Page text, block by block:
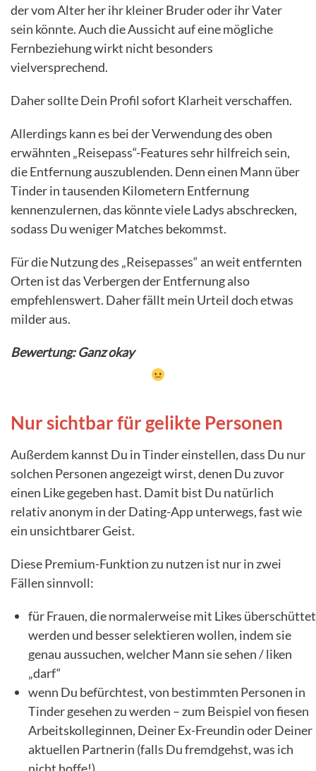
der vom Alter her ihr kleiner Bruder oder ihr Vater
sein könnte. Auch die Aussicht auf eine mögliche
Fernbeziehung wirkt nicht besonders
vielversprechend.
Daher sollte Dein Profil sofort Klarheit verschaffen.
Allerdings kann es bei der Verwendung des oben
erwähnten „Reisepass“-Features sehr hilfreich sein,
die Entfernung auszublenden. Denn einen Mann über
Tinder in tausenden Kilometern Entfernung
kennenzulernen, das könnte viele Ladys abschrecken,
sodass Du weniger Matches bekommst.
Für die Nutzung des „Reisepasses“ an weit entfernten
Orten ist das Verbergen der Entfernung also
empfehlenswert. Daher fällt mein Urteil doch etwas
milder aus.
Bewertung: Ganz okay
Nur sichtbar für gelikte Personen
Außerdem kannst Du in Tinder einstellen, dass Du nur
solchen Personen angezeigt wirst, denen Du zuvor
einen Like gegeben hast. Damit bist Du natürlich
relativ anonym in der Dating-App unterwegs, fast wie
ein unsichtbarer Geist.
Diese Premium-Funktion zu nutzen ist nur in zwei
Fällen sinnvoll:
für Frauen, die normalerweise mit Likes überschüttet
werden und besser selektieren wollen, indem sie
genau aussuchen, welcher Mann sie sehen / liken
„darf“
wenn Du befürchtest, von bestimmten Personen in
Tinder gesehen zu werden – zum Beispiel von fiesen
Arbeitskolleginnen, Deiner Ex-Freundin oder Deiner
aktuellen Partnerin (falls Du fremdgehst, was ich
nicht hoffe!)